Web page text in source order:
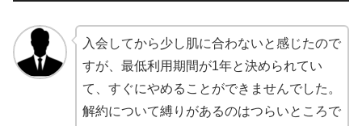
入会してから少し肌に合わないと感じたので
すが、最低利用期間が1年と決められてい
て、すぐにやめることができませんでした。
解約について縛りがあるのはつらいところで